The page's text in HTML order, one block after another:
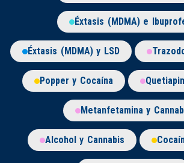
Éxtasis (MDMA) e
Éxtasis (MDMA) y LSD
Popper y Cocaína
Metanfetamina y
Alcohol y Cannabis